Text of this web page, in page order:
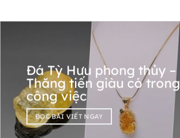
Đá Tỳ Hưu phong thủy –
Thăng tiến giàu có trong
công việc
ĐỌC BÀI VIẾT NGAY